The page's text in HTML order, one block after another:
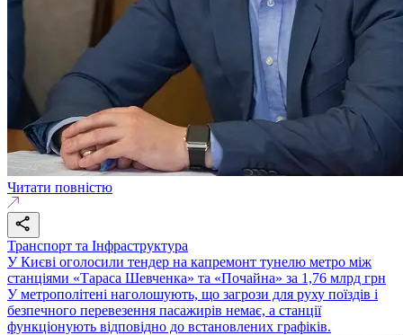
Читати повністю
Транспорт та Інфраструктура
У Києві оголосили тендер на капремонт тунелю метро між
станціями «Тараса Шевченка» та «Почайна» за 1,76 млрд грн
У метрополітені наголошують, що загрози для руху поїздів і
безпечного перевезення пасажирів немає, а станції
функціонують відповідно до встановлених графіків.